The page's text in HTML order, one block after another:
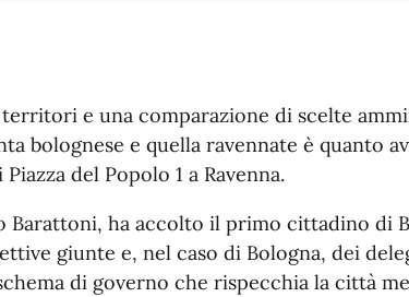
e una comparazione di scelte
bolognese e quella ravennate è quanto
del Popolo 1 a Ravenna.
Barattoni, ha accolto il primo cittadino di
giunte e, nel caso di Bologna, dei
di governo che rispecchia la città